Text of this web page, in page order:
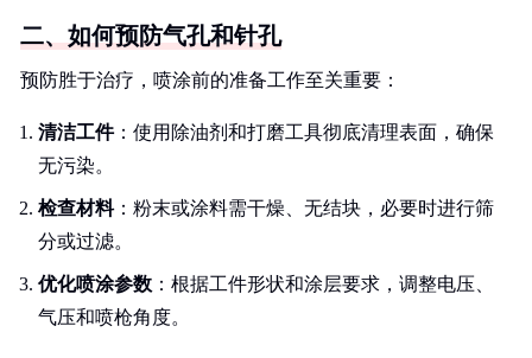
二、如何预防气孔和针孔
预防胜于治疗，喷涂前的准备工作至关重要：
清洁工件：使用除油剂和打磨工具彻底清理表面，确保
无污染。
检查材料：粉末或涂料需干燥、无结块，必要时进行筛
分或过滤。
优化喷涂参数 ：根据工件形状和涂层要求，调整电压、
气压和喷枪角度。